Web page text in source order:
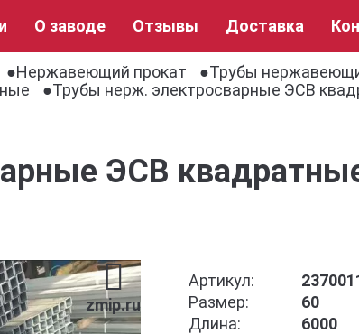
О заводе Отзывы Доставка
Нержавеющий прокат
Трубы
Трубы нерж. электросварные ЭСВ
ЭСВ
zmip.ru
Артикул:
Размер:
60
Длина:
6000